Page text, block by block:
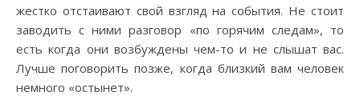
жестко отстаивают свой взгляд на события. Не стоит
заводить с ними разговор «по горячим следам», то
есть когда они возбуждены чем-то и не слышат вас.
Лучше поговорить позже, когда близкий вам человек
немного «остынет».